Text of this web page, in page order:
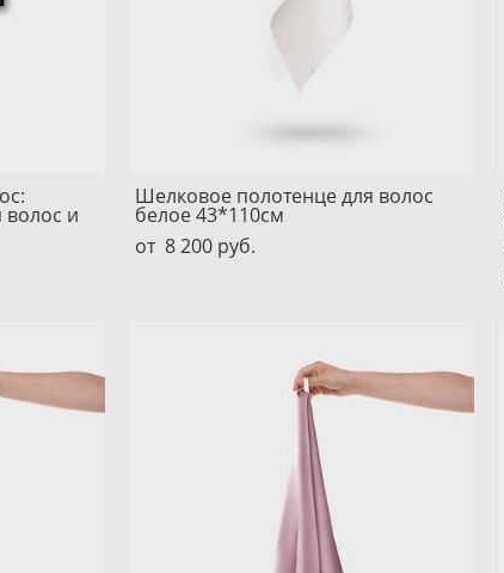
и
Шелковое полотенце для волос
белое 43*110см
от 8 200 pуб.